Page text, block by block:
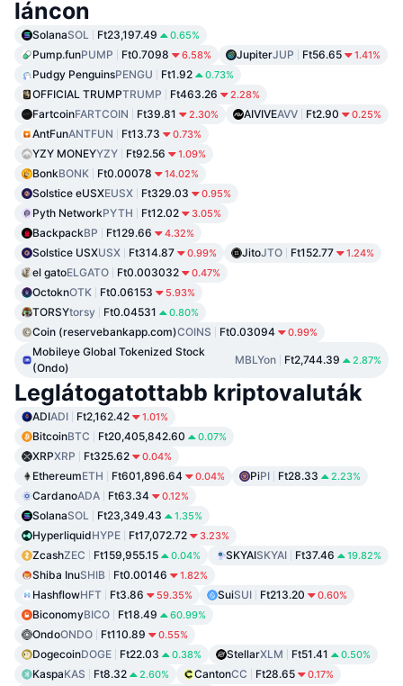
láncon
SolanaSOL Ft23,197.49 0.65%
Pump.funPUMP Ft0.7098 6.58% JupiterJUP Ft56.65 1.41%
Pudgy PenguinsPENGU Ft1.92 0.73%
OFFICIAL TRUMPTRUMP Ft463.26 2.28%
FartcoinFARTCOIN Ft39.81 2.30% AIVIVEAVV Ft2.90 0.25%
AntFunANTFUN Ft13.73 0.73%
YZY MONEYYZY Ft92.56 1.09%
BonkBONK Ft0.00078 14.02%
Solstice eUSXEUSX Ft329.03 0.95%
Pyth NetworkPYTH Ft12.02 3.05%
BackpackBP Ft129.66 4.32%
Solstice USXUSX Ft314.87 0.99% JitoJTO Ft152.77 1.24%
el gatoELGATO Ft0.003032 0.47%
OctoknOTK Ft0.06153 5.93%
TORSYtorsy Ft0.04531 0.80%
Coin (reservebankapp.com)COINS Ft0.03094 0.99%
Mobileye Global Tokenized Stock
(Ondo)
MBLYon Ft2,744.39 2.87%
Leglátogatottabb kriptovaluták
ADIADI Ft2,162.42 1.01%
BitcoinBTC Ft20,405,842.60 0.07%
XRPXRP Ft325.62 0.04%
EthereumETH Ft601,896.64 0.04% PiPI Ft28.33 2.23%
CardanoADA Ft63.34 0.12%
SolanaSOL Ft23,349.43 1.35%
HyperliquidHYPE Ft17,072.72 3.23%
ZcashZEC Ft159,955.15 0.04% SKYAISKYAI Ft37.46 19.82%
Shiba InuSHIB Ft0.00146 1.82%
HashflowHFT Ft3.86 59.35% SuiSUI Ft213.20 0.60%
BiconomyBICO Ft18.49 60.99%
OndoONDO Ft110.89 0.55%
DogecoinDOGE Ft22.03 0.38% StellarXLM Ft51.41 0.50%
KaspaKAS Ft8.32 2.60% CantonCC Ft28.65 0.17%